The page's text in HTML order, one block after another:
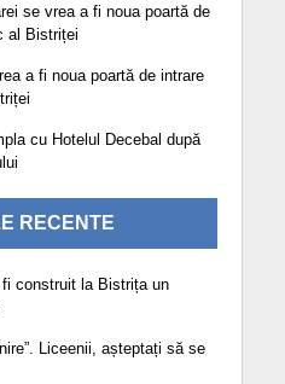
se vrea a fi noua poartă de
al Bistriței
a fi noua poartă de intrare
cu Hotelul Decebal după
RECENTE
construit la Bistrița un
Liceenii, așteptați să se